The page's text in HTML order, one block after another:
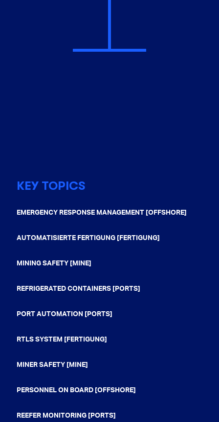
KEY TOPICS
EMERGENCY RESPONSE MANAGEMENT [OFFSHORE]
AUTOMATISIERTE FERTIGUNG [FERTIGUNG]
MINING SAFETY [MINE]
REFRIGERATED CONTAINERS [PORTS]
PORT AUTOMATION [PORTS]
RTLS SYSTEM [FERTIGUNG]
MINER SAFETY [MINE]
PERSONNEL ON BOARD [OFFSHORE]
REEFER MONITORING [PORTS]